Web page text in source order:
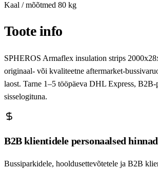
Kaal / mõõtmed 80 kg
Toote info
SPHEROS Armaflex insulation strips
originaal- või kvaliteetne aftermarket-
laost. Tarne 1–5 tööpäeva DHL Express, B2B-
sisselogituna.
B2B klientidele personaalsed hinnad
Bussiparkidele, hooldusettevõtetele ja B2B